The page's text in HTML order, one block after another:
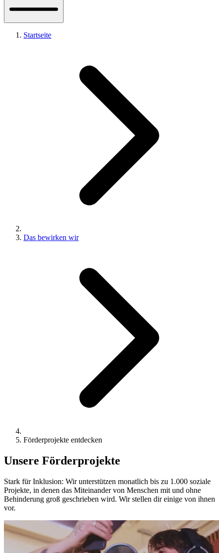
Startseite
Das bewirken wir
Förderprojekte entdecken
Unsere Förderprojekte
Stark für Inklusion: Wir unterstützen monatlich bis zu 1.000 soziale
Projekte, in denen das Miteinander von Menschen mit und ohne
Behinderung groß geschrieben wird. Wir stellen dir einige von ihnen
vor.